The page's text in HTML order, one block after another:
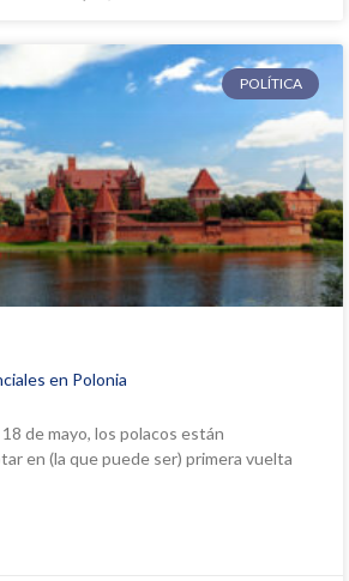
POLÍTICA
en Polonia
de mayo, los polacos están
en (la que puede ser) primera vuelta